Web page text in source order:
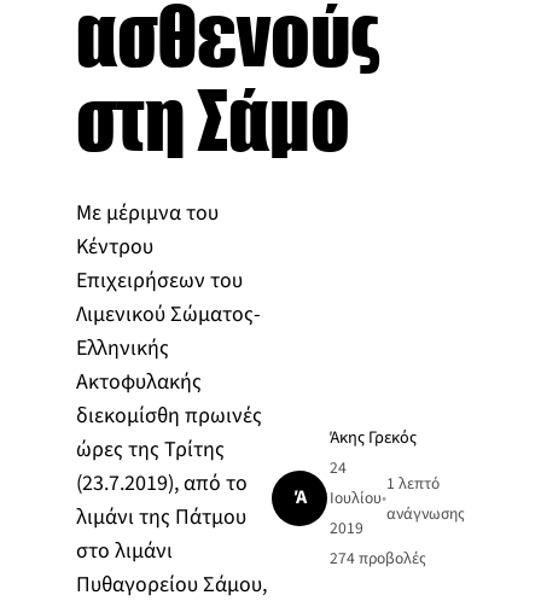
ασθενούς
στη Σάμο
Με μέριμνα του
Κέντρου
Επιχειρήσεων του
Λιμενικού Σώματος-
Ελληνικής
Ακτοφυλακής
διεκομίσθη πρωινές
ώρες της Τρίτης
(23.7.2019), από το
λιμάνι της Πάτμου
στο λιμάνι
Πυθαγορείου Σάμου,
Ά
Άκης Γρεκός
24
Ιουλίου
2019
•
1 λεπτό
ανάγνωσης
274προβολές